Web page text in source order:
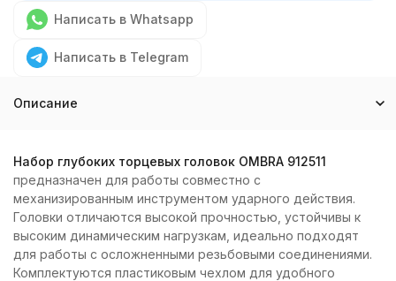
Написать в Whatsapp
Написать в Telegram
Описание
Набор глубоких торцевых головок OMBRA 912511
предназначен для работы совместно с
механизированным инструментом ударного действия.
Головки отличаются высокой прочностью, устойчивы к
высоким динамическим нагрузкам, идеально подходят
для работы с осложненными резьбовыми соединениями.
Комплектуются пластиковым чехлом для удобного